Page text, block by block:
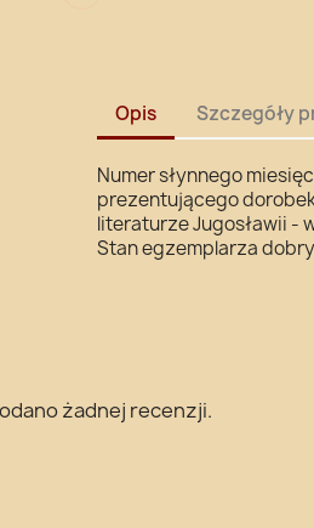
Opis Szczegóły
Numer słynnego
prezentującego
literaturze Jugosławii -
Stan egzemplarza
żadnej recenzji.